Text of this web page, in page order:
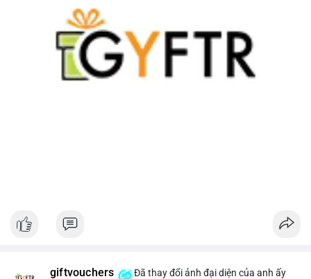
giftvouchers Đã thay đổi ảnh đại diện của anh ấy